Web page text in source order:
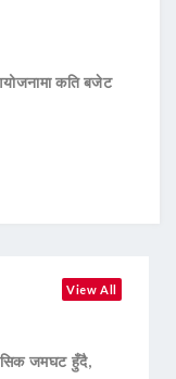
कति बजेट
View All
जमघट हुँदै,